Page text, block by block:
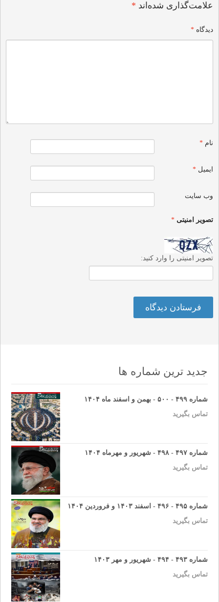
علامت‌گذاری شده‌اند *
دیدگاه*
نام*
ایمیل*
وب‌ سایت
تصویر امنیتی*
تصویر امنیتی را وارد کنید:
جدید ترین شماره ها
شماره ۴۹۹ - ۵۰۰ - بهمن و اسفند ماه ۱۴۰۴
تماس بگیرید
شماره ۴۹۷ - ۴۹۸ - شهریور و مهرماه ۱۴۰۴
تماس بگیرید
شماره ۴۹۵ - ۴۹۶ - اسفند ۱۴۰۳ و فروردین ۱۴۰۴
تماس بگیرید
شماره ۴۹۳ - ۴۹۴ - شهریور و مهر ۱۴۰۳
تماس بگیرید